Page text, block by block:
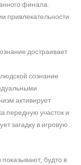
финала.
привлекательности
достраивает
сознание
активирует
передную участок и
загадку в игровую
будто в